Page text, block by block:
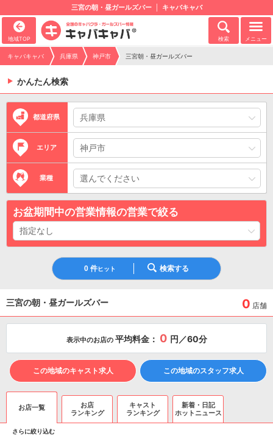
三宮の朝・昼ガールズバー キャバキャバ
地域TOP 検索 メニュー
キャバキャバ 兵庫県 神戸市 三宮朝・昼ガールズバー
かんたん検索
都道府県
エリア
業種
お盆期間中の営業情報の営業で絞る
0 件ヒット 検索する
三宮の朝・昼ガールズバー 0 店舗
表示中のお店の 平均料金： 0 円／60分
この地域のキャスト求人 この地域のスタッフ求人
お店一覧
お店
ランキング
キャスト
ランキング
新着・日記
ホットニュース
さらに絞り込む